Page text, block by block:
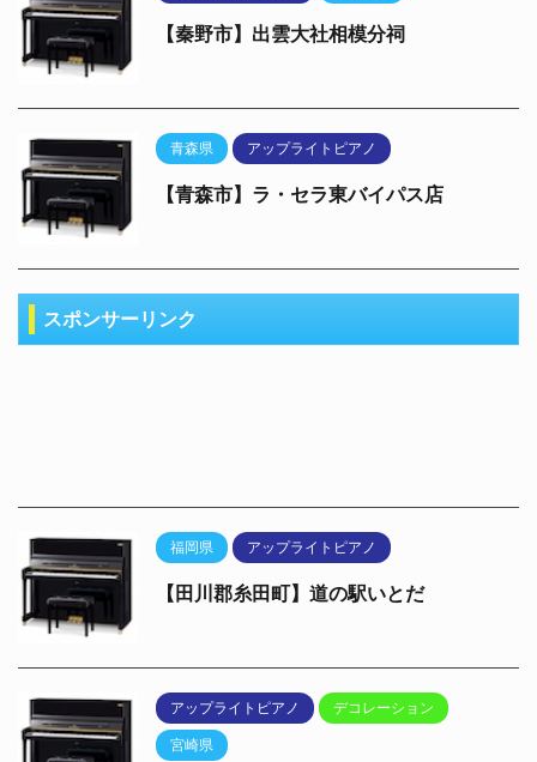
【秦野市】出雲大社相模分祠
青森県 アップライトピアノ
【青森市】ラ・セラ東バイパス店
スポンサーリンク
福岡県 アップライトピアノ
【田川郡糸田町】道の駅いとだ
アップライトピアノ デコレーション
宮崎県